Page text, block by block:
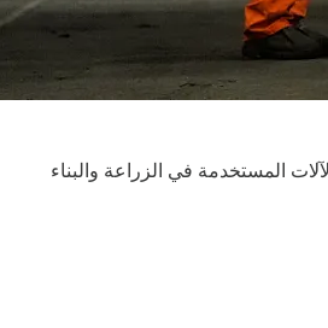
المستخدمة في الزراعة والبناء